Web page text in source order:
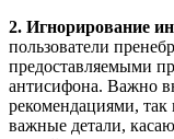
2. Игнорирование
пользователи
предоставляемыми
антисифона. Важно
рекомендациями, так
важные детали,